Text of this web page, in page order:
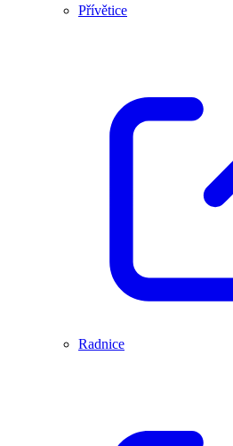
Přívětice
Radnice